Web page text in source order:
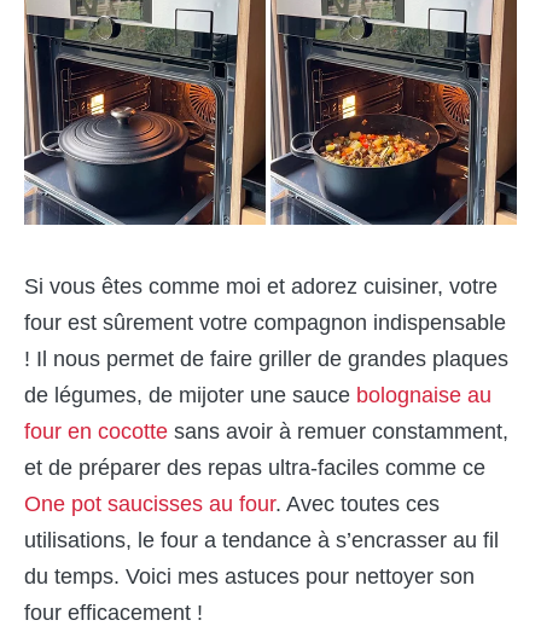
Si vous êtes comme moi et adorez cuisiner, votre
four est sûrement votre compagnon indispensable
! Il nous permet de faire griller de grandes plaques
de légumes, de mijoter une sauce bolognaise au
four en cocotte sans avoir à remuer constamment,
et de préparer des repas ultra-faciles comme ce
One pot saucisses au four. Avec toutes ces
utilisations, le four a tendance à s’encrasser au fil
du temps. Voici mes astuces pour nettoyer son
four efficacement !